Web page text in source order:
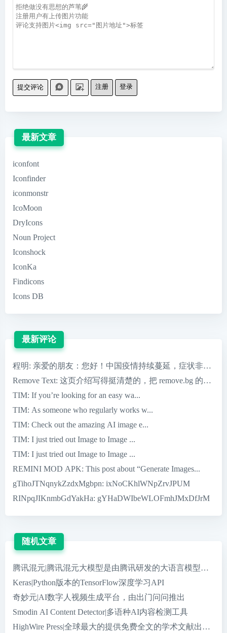
提交评论 注册 登录
最新文章
iconfont
Iconfinder
iconmonstr
IcoMoon
DryIcons
Noun Project
Iconshock
IconKa
Findicons
Icons DB
最新评论
程明: 亲爱的朋友：您好！中国疫情持续蔓延，症状非常严
Remove Text: 这页介绍写得挺清楚的，把 remove.bg 的核心
TIM: If you’re looking for an easy wa...
TIM: As someone who regularly works w...
TIM: Check out the amazing AI image e...
TIM: I just tried out Image to Image ...
TIM: I just tried out Image to Image ...
REMINI MOD APK: This post about “Generate Images...
gTihoJTNqnykZzdxMgbpn: ixNoCKhlWNpZrvJPUM
RINpqJIKnmbGdYakHa: gYHaDWIbeWLOFmhJMxDfJrM
随机文章
腾讯混元|腾讯混元大模型是由腾讯研发的大语言模型，具
Keras|Python版本的TensorFlow深度学习API
奇妙元|AI数字人视频生成平台，由出门问问推出
Smodin AI Content Detector|多语种AI内容检测工具
HighWire Press|全球最大的提供免费全文的学术文献出版商